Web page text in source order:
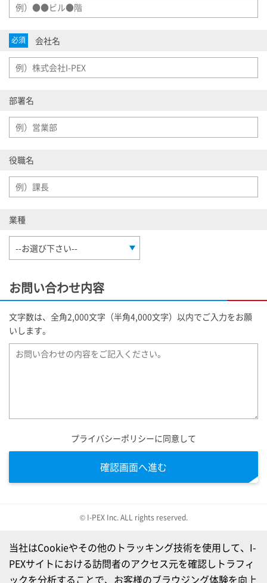
当社はCookieやその他のトラッキング技術を使用して、I-
PEXサイトにおける訪問者のアクセス元を確認しトラフィ
ックを分析することで、お客様のブラウジング体験を向上
必須 会社名
部署名
役職名
業種
お問い合わせ内容
文字数は、全角2,000文字（半角4,000文字）以内でご入力をお願
いします。
プライバシーポリシーに同意して
確認画面へ進む
© I-PEX Inc. ALL rights reserved.